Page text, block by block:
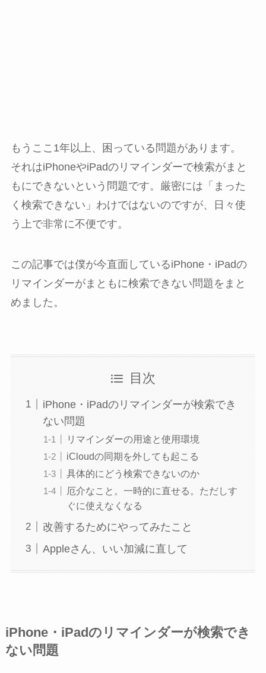
もうここ1年以上、困っている問題があります。
それはiPhoneやiPadのリマインダーで検索がまと
もにできないという問題です。厳密には「まった
く検索できない」わけではないのですが、日々使
う上で非常に不便です。
この記事では僕が今直面しているiPhone・iPadの
リマインダーがまともに検索できない問題をまと
めました。
目次
iPhone・iPadのリマインダーが検索でき
ない問題
リマインダーの用途と使用環境
iCloudの同期を外しても起こる
具体的にどう検索できないのか
厄介なこと。一時的に直せる。ただしす
ぐに使えなくなる
改善するためにやってみたこと
Appleさん、いい加減に直して
iPhone・iPadのリマインダーが検索でき
ない問題